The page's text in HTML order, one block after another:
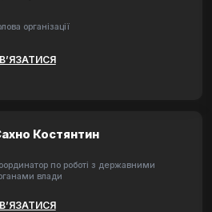
організації
Костянтин
по роботі з державними
влади